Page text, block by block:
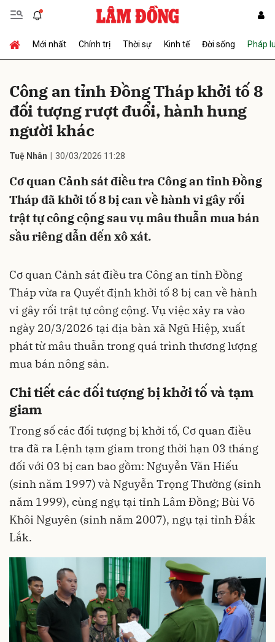
Mới nhất Chính trị Thời sự Kinh tế Đời sống Pháp
Công an tỉnh Đồng Tháp khởi tố 8
đối tượng rượt đuổi, hành hung
người khác
Tuệ Nhân 30/03/2026 11:28
Cơ quan Cảnh sát điều tra Công an tỉnh Đồng
Tháp đã khởi tố 8 bị can về hành vi gây rối
trật tự công cộng sau vụ mâu thuẫn mua bán
sầu riêng dẫn đến xô xát.
Cơ quan Cảnh sát điều tra Công an tỉnh Đồng
Tháp vừa ra Quyết định khởi tố 8 bị can về hành
vi gây rối trật tự công cộng. Vụ việc xảy ra vào
ngày 20/3/2026 tại địa bàn xã Ngũ Hiệp, xuất
phát từ mâu thuẫn trong quá trình thương lượng
mua bán nông sản.
Chi tiết các đối tượng bị khởi tố và tạm
giam
Trong số các đối tượng bị khởi tố, Cơ quan điều
tra đã ra Lệnh tạm giam trong thời hạn 03 tháng
đối với 03 bị can bao gồm: Nguyễn Văn Hiếu
(sinh năm 1997) và Nguyễn Trọng Thường (sinh
năm 1999), cùng ngụ tại tỉnh Lâm Đồng; Bùi Võ
Khôi Nguyên (sinh năm 2007), ngụ tại tỉnh Đắk
Lắk.
Gửi bình luận
Hủy Gửi